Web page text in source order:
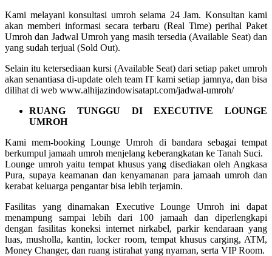
Kami melayani konsultasi umroh selama 24 Jam. Konsultan kami
akan memberi informasi secara terbaru (Real Time) perihal Paket
Umroh dan Jadwal Umroh yang masih tersedia (Available Seat) dan
yang sudah terjual (Sold Out).
Selain itu ketersediaan kursi (Available Seat) dari setiap paket umroh
akan senantiasa di-update oleh team IT kami setiap jamnya, dan bisa
dilihat di web www.alhijazindowisatapt.com/jadwal-umroh/
RUANG TUNGGU DI EXECUTIVE LOUNGE
UMROH
Kami mem-booking Lounge Umroh di bandara sebagai tempat
berkumpul jamaah umroh menjelang keberangkatan ke Tanah Suci.
Lounge umroh yaitu tempat khusus yang disediakan oleh Angkasa
Pura, supaya keamanan dan kenyamanan para jamaah umroh dan
kerabat keluarga pengantar bisa lebih terjamin.
Fasilitas yang dinamakan Executive Lounge Umroh ini dapat
menampung sampai lebih dari 100 jamaah dan diperlengkapi
dengan fasilitas koneksi internet nirkabel, parkir kendaraan yang
luas, musholla, kantin, locker room, tempat khusus carging, ATM,
Money Changer, dan ruang istirahat yang nyaman, serta VIP Room.